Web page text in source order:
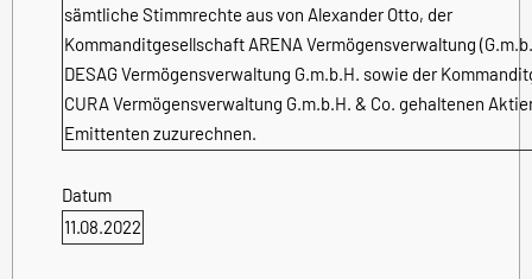
sämtliche Stimmrechte aus von Alexander Otto, der
Kommanditgesellschaft ARENA Vermögensverwaltung
DESAG Vermögensverwaltung G.m.b.H. sowie der
CURA Vermögensverwaltung G.m.b.H. & Co. gehaltenen
Emittenten zuzurechnen.
Datum
11.08.2022